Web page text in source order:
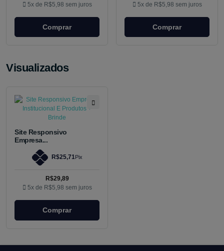
5x de R$5,98 sem juros
Comprar
5x de R$5,98 sem juros
Comprar
Visualizados
Site Responsivo
Empresa...
R$25,71 Pix
R$29,89
5x de R$5,98 sem juros
Comprar